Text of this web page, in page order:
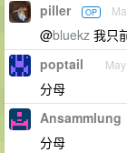
piller OP
@bluekz 我只
poptail
分母
Ansammlung
分母